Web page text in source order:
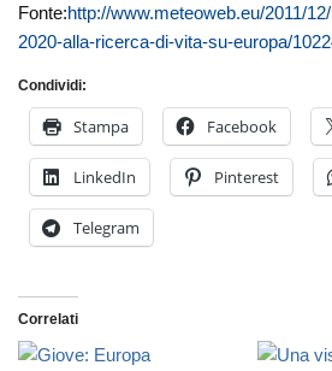
Fonte:http://www.meteoweb.eu/2011/
2020-alla-ricerca-di-vita-su-europa/
Condividi:
Stampa Facebook
LinkedIn Pinterest
Telegram
Correlati